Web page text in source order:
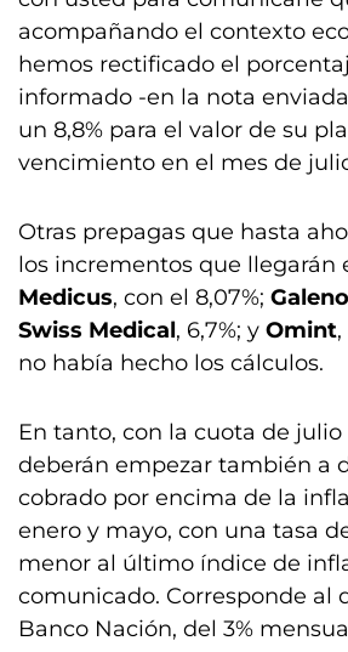
acompañando el contexto
hemos rectificado el
informado -en la nota
un 8,8% para el valor de su
vencimiento en el mes de
Otras prepagas que hasta
los incrementos que llegarán
Medicus, con el 8,07%; Galeno
Swiss Medical, 6,7%; y Omint
no había hecho los cálculos.
En tanto, con la cuota de
deberán empezar también a
cobrado por encima de la
enero y mayo, con una tasa
menor al último índice de
comunicado. Corresponde al
Banco Nación, del 3%